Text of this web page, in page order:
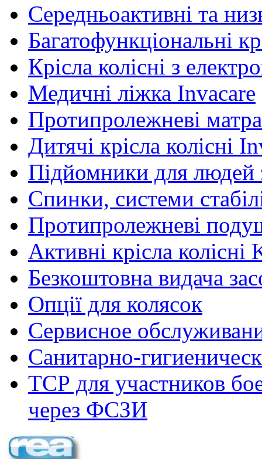
Середньоактивні та
Багатофункціональні
Крісла колісні з
Медичні ліжка Invacare
Протипролежневі
Дитячі крісла колісні
Підйомники для людей
Спинки, системи
Протипролежневі
Активні крісла колісні
Безкоштовна видача
Опції для колясок
Сервисное
Санитарно-
ТСР для участников
через ФСЗИ